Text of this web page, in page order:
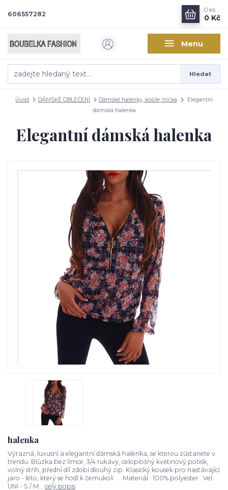
Menu
Hledat
606557282
0 ks
0 Kč
Úvod DÁMSKÉ OBLEČENÍ Dámské halenky, košile, trička
Elegantní
dámská halenka
Elegantní dámská halenka
halenka
Výrazná, luxusní a elegantní dámská halenka, se kterou zůstanete v
trendu. Blůzka bez límce, 3/4 rukávy, celoplošný květinový potisk,
volný střih, přední díl zdobí dlouhý zip. Klasický kousek pro nastávající
jaro - léto, který se hodí k čemukoli. Materiál : 100% polyester Vel.
UNI - S / M... celý popis